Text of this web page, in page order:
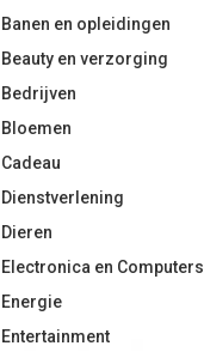
Banen en opleidingen
Beauty en verzorging
Bedrijven
Bloemen
Cadeau
Dienstverlening
Dieren
Electronica en Computers
Energie
Entertainment